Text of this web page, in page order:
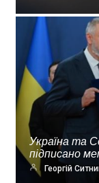
Україна та
підписано
Георгій